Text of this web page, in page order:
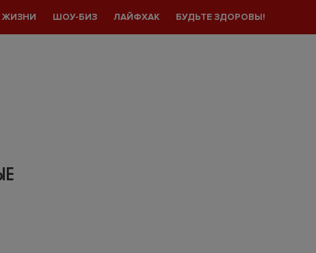
ЖИЗНИ ШОУ-БИЗ ЛАЙФХАК БУДЬТЕ ЗДОРОВЫ!